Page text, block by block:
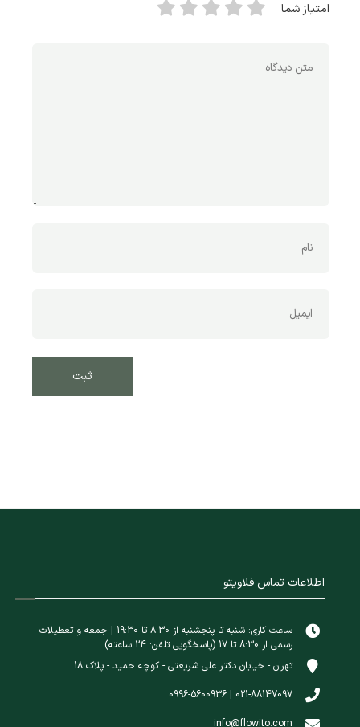
امتیاز شما
اطلاعات تماس فلاویتو
ساعت کاری: شنبه تا پنجشنبه از 8:30 تا 19:30 | جمعه و تعطیلات
رسمی از 8:30 تا 17 (پاسخگویی تلفن: 24 ساعته)
تهران - خیابان دکتر علی شریعتی - کوچه حمید - پلاک 18
021-88147097 | 0996-5600936